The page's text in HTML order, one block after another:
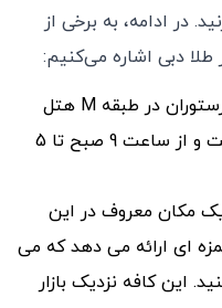
در ادامه، به برخی از
طلا دبی اشاره می‌کنیم:
: این رستوران در طبقه M هتل
Gold Sky Avenue واقع شده است و از ساعت 9 صبح تا 5
مکان معروف در این
ای ارائه می ‌دهد که می
این کافه نزدیک بازار